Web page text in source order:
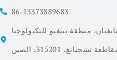
86-13373889683
جيانغنان، منطقة نينغبو للتكنولوجيا
تشجيانغ، 315201، الصين